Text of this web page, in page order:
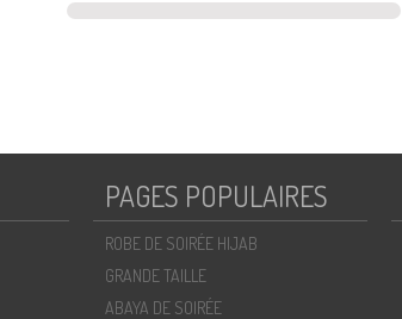
PAGES POPULAIRES
ROBE DE SOIRÉE HIJAB
GRANDE TAILLE
ABAYA DE SOIRÉE